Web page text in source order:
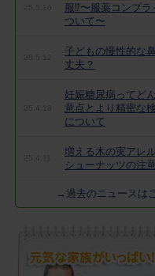
服⁉︎〜服薬コンプラ
ついて〜
子どもの慢性的な
丈夫？
妊娠糖尿病ってど
意点とより精密な
について
増える木の実アレ
シューナッツの注
→過去のニュースは